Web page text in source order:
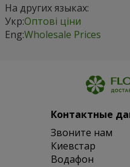
На других языках:
Укр:Оптові ціни
Eng:Wholesale Prices
Контактные
Звоните нам
Киевстар
Водафон